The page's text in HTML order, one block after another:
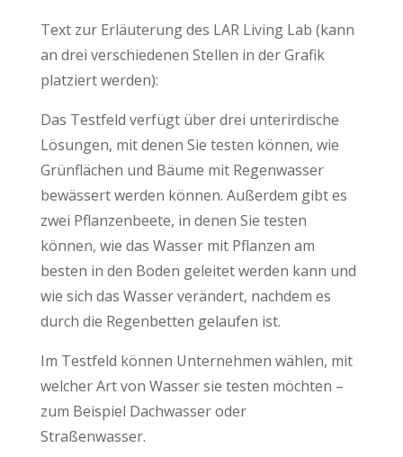
Text zur Erläuterung des LAR Living Lab (kann
an drei verschiedenen Stellen in der Grafik
platziert werden):
Das Testfeld verfügt über drei unterirdische
Lösungen, mit denen Sie testen können, wie
Grünflächen und Bäume mit Regenwasser
bewässert werden können. Außerdem gibt es
zwei Pflanzenbeete, in denen Sie testen
können, wie das Wasser mit Pflanzen am
besten in den Boden geleitet werden kann und
wie sich das Wasser verändert, nachdem es
durch die Regenbetten gelaufen ist.
Im Testfeld können Unternehmen wählen, mit
welcher Art von Wasser sie testen möchten –
zum Beispiel Dachwasser oder
Straßenwasser.